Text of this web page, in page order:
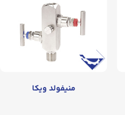
منیفولد ویکا